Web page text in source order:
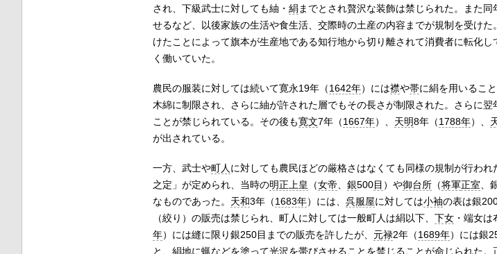
され、下級武士に対しても紬・ 絹までとされ贅沢な装飾は禁じられた。また同
せるなど、以後家族の生活や食生活、交際時の土産の内容までが規制を受けた
けたことによって旗本が生産地である知行地から切り離されて消費者に転化
く働いていた。
農民の服装に対しては続いて寛永19年（1642年）には襟や帯に絹を用いるこ
木綿に制限され、さらに紬が許された層でもその長さが制限された。さらに翌
ことが禁じられている。その後も寛文7年（1667年）、 天明8年（1788年）、
が出されている。
一方、武士や町人 に対しても農民ほどの厳格さはなくても同様の規制が行われ
之定」が定められ、当時の明正上皇 （女帝 銀500目 ）や御台所（将軍正室 、
なものであった。 天和3年（1683年）には、 呉服屋に対しては小袖の表は銀
（絞り）の販売は禁じられ、町人に対しては一般町人は絹以下、 下女・端女は
年）には縫に限り銀250目までの販売を許したが、 元禄2年（1689年）には銀
と、絹地に蝋などを塗って光沢を帯びさせることを禁じることが命じられた。